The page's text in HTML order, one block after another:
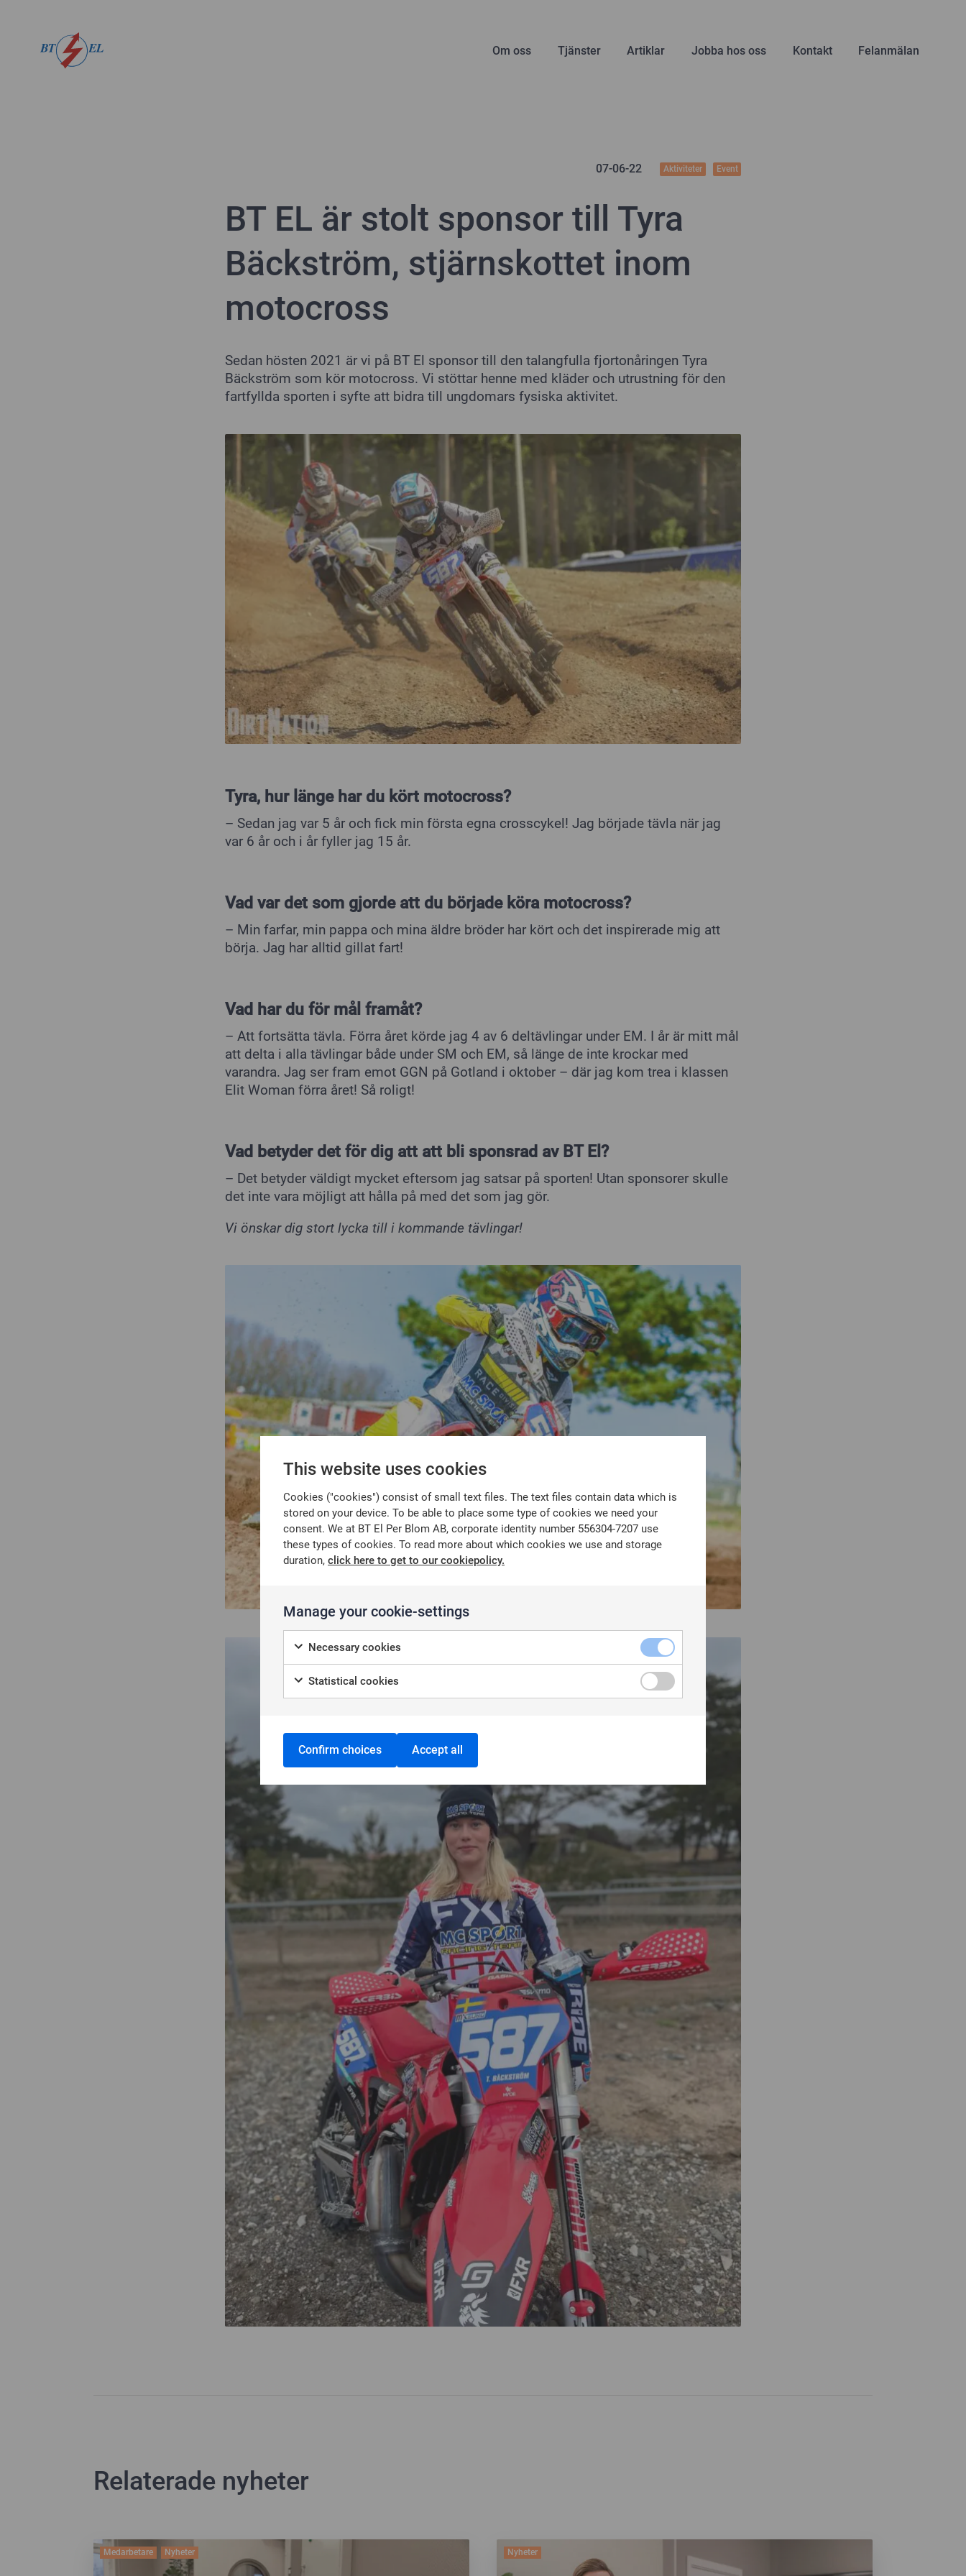
Om oss Tjänster Artiklar Jobba hos oss Kontakt Felanmälan
07-06-22 Aktiviteter Event
BT EL är stolt sponsor till Tyra
Bäckström, stjärnskottet inom
motocross
Sedan hösten 2021 är vi på BT El sponsor till den talangfulla fjortonåringen Tyra
Bäckström som kör motocross. Vi stöttar henne med kläder och utrustning för den
fartfyllda sporten i syfte att bidra till ungdomars fysiska aktivitet.
Tyra, hur länge har du kört motocross?
– Sedan jag var 5 år och fick min första egna crosscykel! Jag började tävla när jag
var 6 år och i år fyller jag 15 år.
Vad var det som gjorde att du började köra motocross?
– Min farfar, min pappa och mina äldre bröder har kört och det inspirerade mig att
börja. Jag har alltid gillat fart!
Vad har du för mål framåt?
– Att fortsätta tävla. Förra året körde jag 4 av 6 deltävlingar under EM. I år är mitt mål
att delta i alla tävlingar både under SM och EM, så länge de inte krockar med
varandra. Jag ser fram emot GGN på Gotland i oktober – där jag kom trea i klassen
Elit Woman förra året! Så roligt!
Vad betyder det för dig att att bli sponsrad av BT El?
– Det betyder väldigt mycket eftersom jag satsar på sporten! Utan sponsorer skulle
det inte vara möjligt att hålla på med det som jag gör.
Vi önskar dig stort lycka till i kommande tävlingar!
Relaterade nyheter
Medarbetare Nyheter Nyheter
This website uses cookies
Cookies ("cookies") consist of small text files. The text files contain data which is
stored on your device. To be able to place some type of cookies we need your
consent. We at BT El Per Blom AB, corporate identity number 556304-7207 use
these types of cookies. To read more about which cookies we use and storage
duration, click here to get to our cookiepolicy.
Manage your cookie-settings
Necessary cookies
Statistical cookies
Confirm choices Accept all